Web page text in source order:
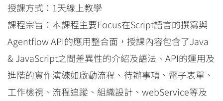
授課方式：1天線上教學
課程宗旨：本課程主要Focus在Script語言的撰寫與
Agentflow API的應用整合面，授課內容包含了Java
& JavaScript之間差異性的介紹及語法、API的運用及
進階的實作演練如啟動流程、待辦事項、電子表單、
工作檢視、流程追蹤、組織設計、webService等及